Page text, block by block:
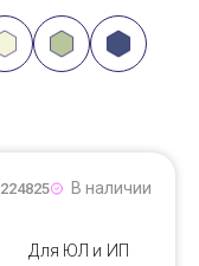
224825 В наличии
Для ЮЛ и ИП